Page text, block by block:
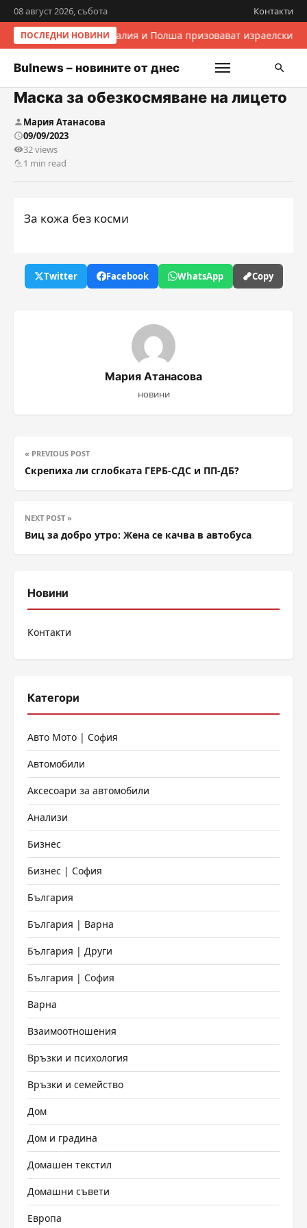
08 август 2026, събота Контакти
ПОСЛЕДНИ НОВИНИИталия и Полша призовават
Bulnews – новините от днес
Маска за обезкосмяване на лицето
Мария Атанасова
09/09/2023
32 views
1 min read
За кожа без косми
Twitter Facebook WhatsApp Copy
Мария Атанасова
новини
« PREVIOUS POST
Скрепиха ли сглобката ГЕРБ-СДС и ПП-ДБ?
NEXT POST »
Виц за добро утро: Жена се качва в автобуса
Новини
Контакти
Категори
Авто Мото | София
Автомобили
Аксесоари за автомобили
Анализи
Бизнес
Бизнес | София
България
България | Варна
България | Други
България | София
Варна
Взаимоотношения
Връзки и психология
Връзки и семейство
Дом
Дом и градина
Домашен текстил
Домашни съвети
Европа